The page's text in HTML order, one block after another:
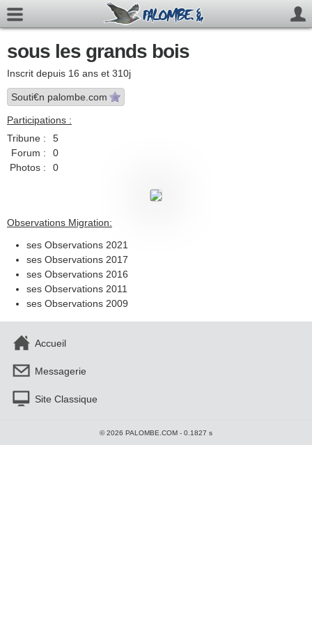
sous les grands bois
Inscrit depuis 16 ans et 310j
Souti€n palombe.com
Participations :
Tribune :
5
Forum :
0
Photos :
0
Observations Migration:
ses Observations 2021
ses Observations 2017
ses Observations 2016
ses Observations 2011
ses Observations 2009
Accueil
Messagerie
Site Classique
© 2026 PALOMBE.COM - 0.1827 s